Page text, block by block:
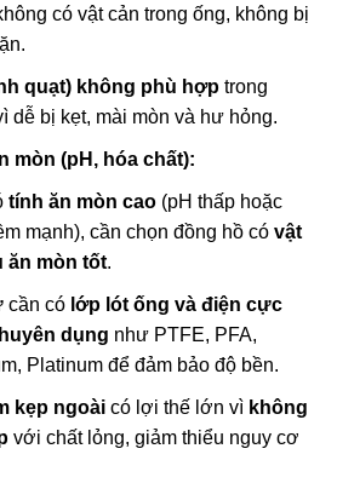
có vật cản trong ống, không bị
quạt) không phù hợp trong
dễ bị kẹt, mài mòn và hư hỏng.
mòn (pH, hóa chất):
tính ăn mòn cao (pH thấp hoặc
mạnh), cần chọn đồng hồ có vật
ăn mòn tốt.
cần có lớp lót ống và điện cực
dụng như PTFE, PFA,
Platinum để đảm bảo độ bền.
kẹp ngoài có lợi thế lớn vì không
với chất lỏng, giảm thiểu nguy cơ